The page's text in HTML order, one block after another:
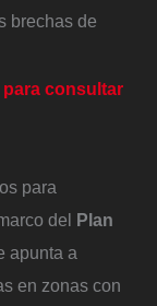
brechas de
consultar
para
del Plan
apunta a
en zonas con